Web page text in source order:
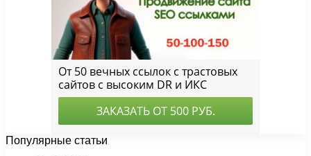
Популярные статьи